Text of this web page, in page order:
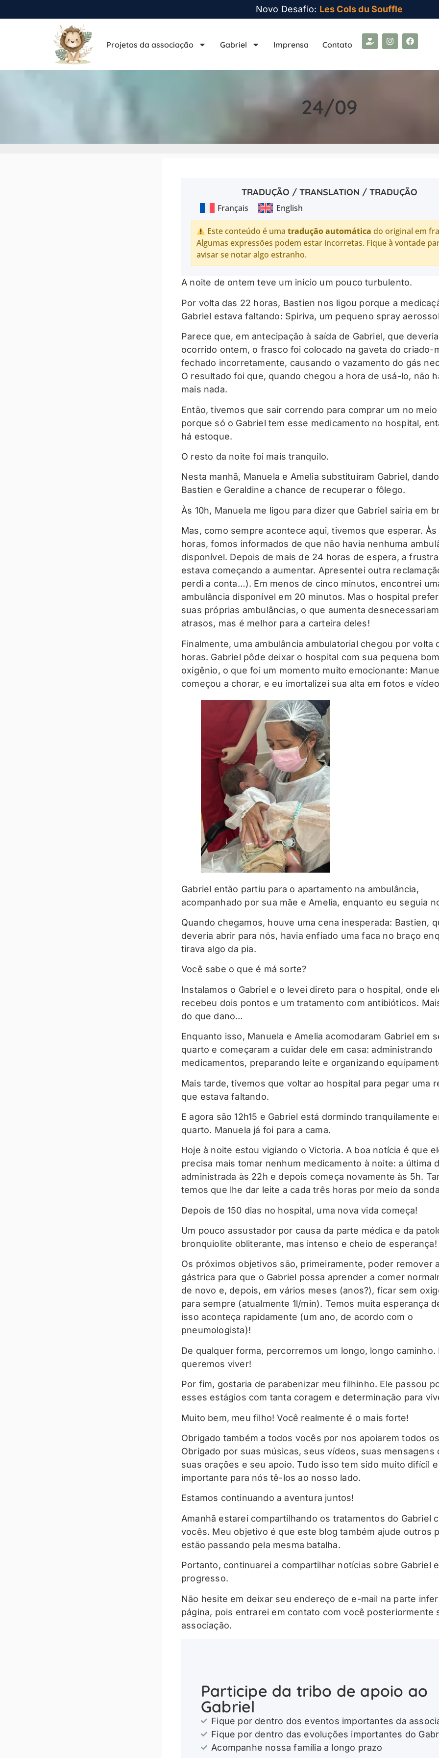
Novo Desafio: Les Cols du Souffle
Projetos da associação Gabriel Imprensa Contato
24/09
TRADUÇÃO / TRANSLATION / TRADUÇÃO
Français English
Este conteúdo é umatradução automática do original em
Algumas expressões podem estar incorretas. Fique à vontade
avisar se notar algo estranho.
A noite de ontem teve um início um pouco turbulento.
Por volta das 22 horas, Bastien nos ligou porque a
Gabriel estava faltando: Spiriva, um pequeno spray
Parece que, em antecipação à saída de Gabriel, que
ocorrido ontem, o frasco foi colocado na gaveta do criado-
fechado incorretamente, causando o vazamento do gás
O resultado foi que, quando chegou a hora de usá-lo, não
mais nada.
Então, tivemos que sair correndo para comprar um no
porque só o Gabriel tem esse medicamento no hospital,
há estoque.
O resto da noite foi mais tranquilo.
Nesta manhã, Manuela e Amelia substituíram Gabriel,
Bastien e Geraldine a chance de recuperar o fôlego.
Às 10h, Manuela me ligou para dizer que Gabriel sairia em
Mas, como sempre acontece aqui, tivemos que esperar. Às
horas, fomos informados de que não havia nenhuma
disponível. Depois de mais de 24 horas de espera, a
estava começando a aumentar. Apresentei outra
perdi a conta…). Em menos de cinco minutos, encontrei
ambulância disponível em 20 minutos. Mas o hospital
suas próprias ambulâncias, o que aumenta
atrasos, mas é melhor para a carteira deles!
Finalmente, uma ambulância ambulatorial chegou por volta
horas. Gabriel pôde deixar o hospital com sua pequena
oxigênio, o que foi um momento muito emocionante:
começou a chorar, e eu imortalizei sua alta em fotos e
Gabriel então partiu para o apartamento na ambulância,
acompanhado por sua mãe e Amelia, enquanto eu seguia
Quando chegamos, houve uma cena inesperada: Bastien,
deveria abrir para nós, havia enfiado uma faca no braço
tirava algo da pia.
Você sabe o que é má sorte?
Instalamos o Gabriel e o levei direto para o hospital, onde
recebeu dois pontos e um tratamento com antibióticos.
do que dano…
Enquanto isso, Manuela e Amelia acomodaram Gabriel em
quarto e começaram a cuidar dele em casa: administrando
medicamentos, preparando leite e organizando
Mais tarde, tivemos que voltar ao hospital para pegar uma
que estava faltando.
E agora são 12h15 e Gabriel está dormindo tranquilamente
quarto. Manuela já foi para a cama.
Hoje à noite estou vigiando o Victoria. A boa notícia é que
precisa mais tomar nenhum medicamento à noite: a última
administrada às 22h e depois começa novamente às 5h.
temos que lhe dar leite a cada três horas por meio da
Depois de 150 dias no hospital, uma nova vida começa!
Um pouco assustador por causa da parte médica e da
bronquiolite obliterante, mas intenso e cheio de esperança!
Os próximos objetivos são, primeiramente, poder remover
gástrica para que o Gabriel possa aprender a comer
de novo e, depois, em vários meses (anos?), ficar sem
para sempre (atualmente 1l/min). Temos muita esperança
isso aconteça rapidamente (um ano, de acordo com o
pneumologista)!
De qualquer forma, percorremos um longo, longo caminho.
queremos viver!
Por fim, gostaria de parabenizar meu filhinho. Ele passou
esses estágios com tanta coragem e determinação para
Muito bem, meu filho! Você realmente é o mais forte!
Obrigado também a todos vocês por nos apoiarem todos
Obrigado por suas músicas, seus vídeos, suas mensagens
suas orações e seu apoio. Tudo isso tem sido muito difícil
importante para nós tê-los ao nosso lado.
Estamos continuando a aventura juntos!
Amanhã estarei compartilhando os tratamentos do Gabriel
vocês. Meu objetivo é que este blog também ajude outros
estão passando pela mesma batalha.
Portanto, continuarei a compartilhar notícias sobre Gabriel
progresso.
Não hesite em deixar seu endereço de e-mail na parte
página, pois entrarei em contato com você posteriormente
associação.
Participe da tribo de apoio ao
Gabriel
Fique por dentro dos eventos importantes da
Fique por dentro das evoluções importantes do
Acompanhe nossa família a longo prazo